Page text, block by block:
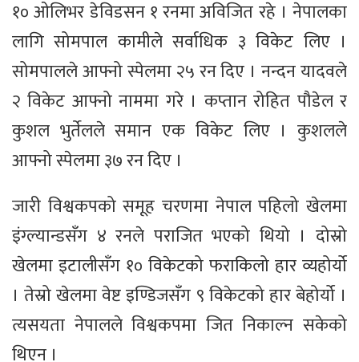
१० ओलिभर डेविडसन १ रनमा अविजित रहे । नेपालका
लागि सोमपाल कामीले सर्वाधिक ३ विकेट लिए ।
सोमपालले आफ्नो स्पेलमा २५ रन दिए । नन्दन यादवले
२ विकेट आफ्नो नाममा गरे । कप्तान रोहित पौडेल र
कुशल भुर्तेलले समान एक विकेट लिए । कुशलले
आफ्नो स्पेलमा ३७ रन दिए ।
जारी विश्वकपको समूह चरणमा नेपाल पहिलो खेलमा
इंग्ल्यान्डसँग ४ रनले पराजित भएको थियो । दोस्रो
खेलमा इटालीसँग १० विकेटको फराकिलो हार व्यहोर्यो
। तेस्रो खेलमा वेष्ट इण्डिजसँग ९ विकेटको हार बेहोर्यो ।
त्यसयता नेपालले विश्वकपमा जित निकाल्न सकेको
थिएन ।